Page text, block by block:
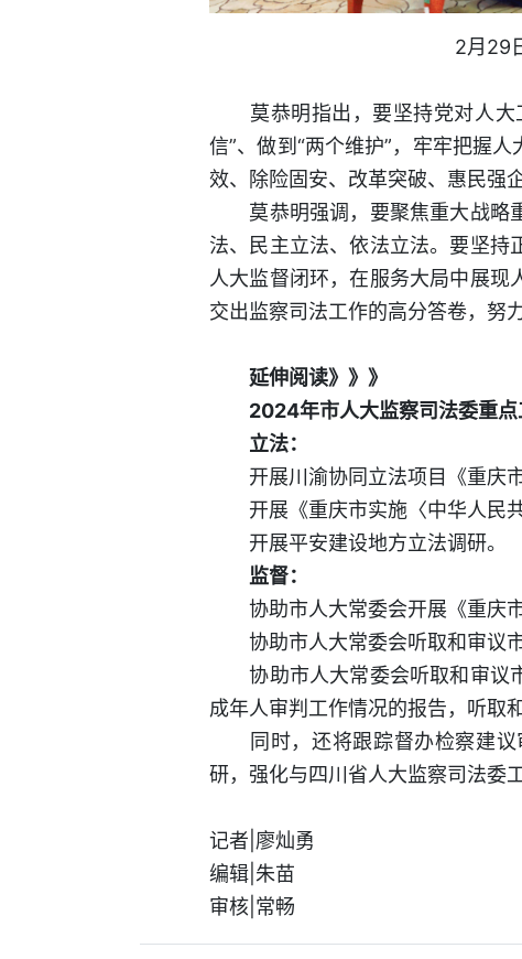
2月29
莫恭明指出，要坚持党对人大工
信”、做到“两个维护”，牢牢把握
效、除险固安、改革突破、惠民强
莫恭明强调，要聚焦重大战略重
法、民主立法、依法立法。要坚持
人大监督闭环，在服务大局中展现
交出监察司法工作的高分答卷，努
延伸阅读》》》
2024年市人大监察司法委重点
立法：
开展川渝协同立法项目《重庆市
开展《重庆市实施〈中华人民共
开展平安建设地方立法调研。
监督：
协助市人大常委会开展《重庆市
协助市人大常委会听取和审议市
协助市人大常委会听取和审议市
成年人审判工作情况的报告，听取
同时，还将跟踪督办检察建议
研，强化与四川省人大监察司法委
记者|廖灿勇
编辑|朱苗
审核|常畅